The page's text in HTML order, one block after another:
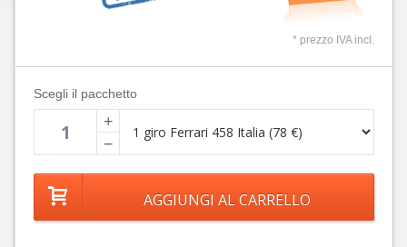
* prezzo IVA incl.
Scegli il pacchetto
+
−